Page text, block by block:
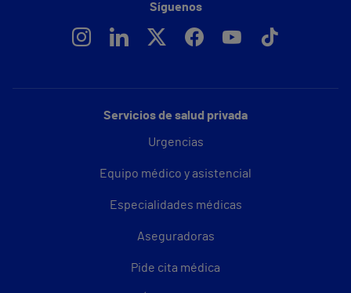
Servicios de salud privada
Urgencias
Equipo médico y asistencial
Especialidades médicas
Aseguradoras
Pide cita médica
Síguenos